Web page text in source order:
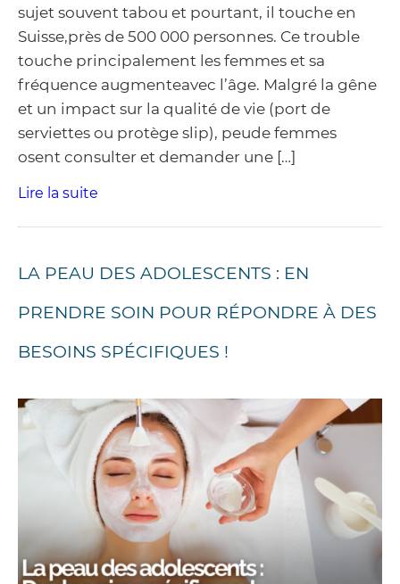
sujet souvent tabou et pourtant, il touche en
Suisse,près de 500 000 personnes. Ce trouble
touche principalement les femmes et sa
fréquence augmenteavec l’âge. Malgré la gêne
et un impact sur la qualité de vie (port de
serviettes ou protège slip), peude femmes
osent consulter et demander une […]
Lire la suite
LA PEAU DES ADOLESCENTS : EN
PRENDRE SOIN POUR RÉPONDRE À DES
BESOINS SPÉCIFIQUES !